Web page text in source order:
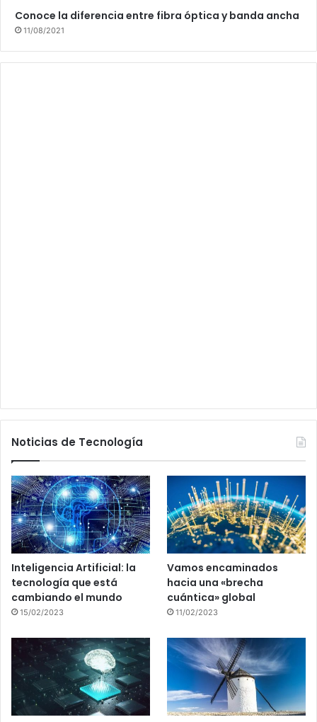
Conoce la diferencia entre fibra óptica y banda ancha
11/08/2021
Noticias de Tecnología
Inteligencia Artificial: la
tecnología que está
cambiando el mundo
15/02/2023
Vamos encaminados
hacia una «brecha
cuántica» global
11/02/2023